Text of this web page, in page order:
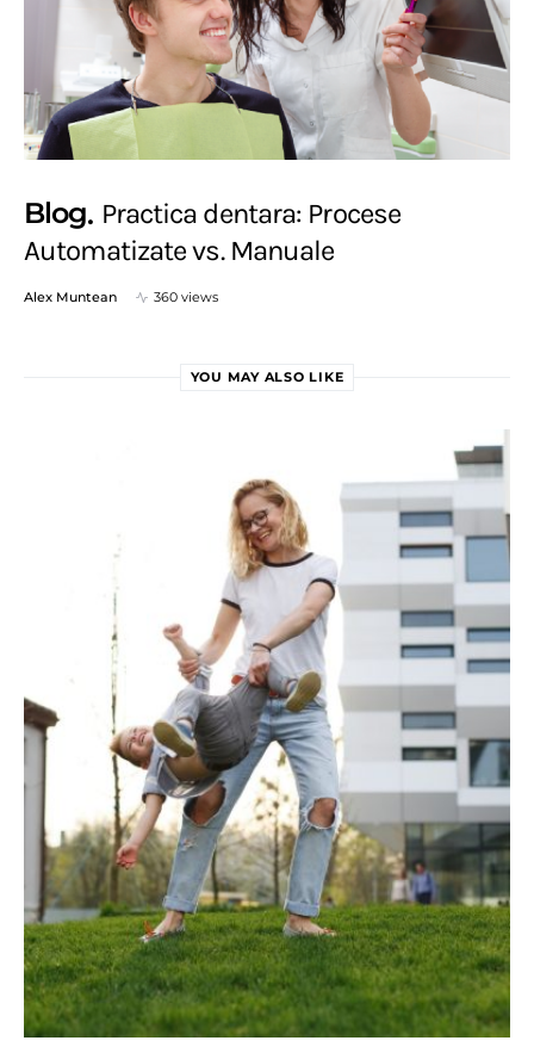
Blog Practica dentara: Procese
Automatizate vs. Manuale
Alex Muntean 360 views
YOU MAY ALSO LIKE